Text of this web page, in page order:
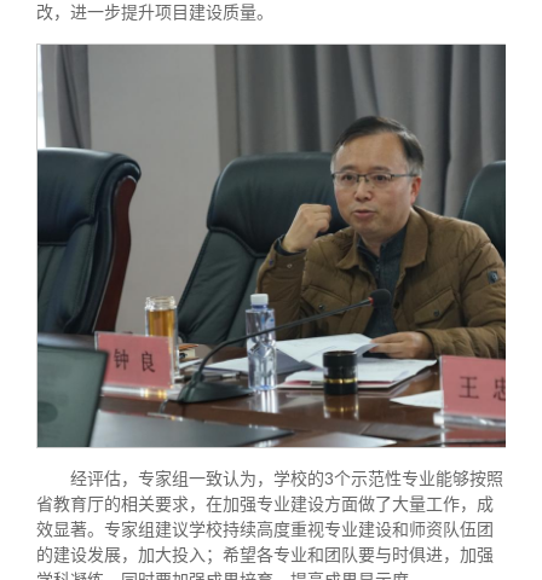
改，进一步提升项目建设质量。
经评估，专家组一致认为，学校的3个示范性专业能够按照
省教育厅的相关要求，在加强专业建设方面做了大量工作，成
效显著。专家组建议学校持续高度重视专业建设和师资队伍团
的建设发展，加大投入；希望各专业和团队要与时俱进，加强